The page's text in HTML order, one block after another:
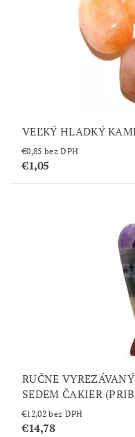
VEĽKÝ HLADKÝ
€0,85 bez DPH
€1,05
RUČNE
SEDEM ČAKIER
€12,02 bez DPH
€14,78